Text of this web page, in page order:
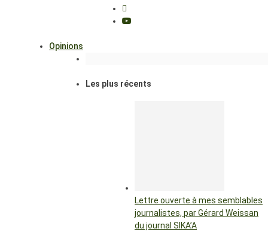
Opinions
Les plus récents
Lettre ouverte à mes semblables
journalistes, par Gérard Weissan
du journal SIKA’A